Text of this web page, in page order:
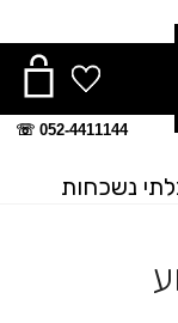
052-4411144 ☏
נשכחות